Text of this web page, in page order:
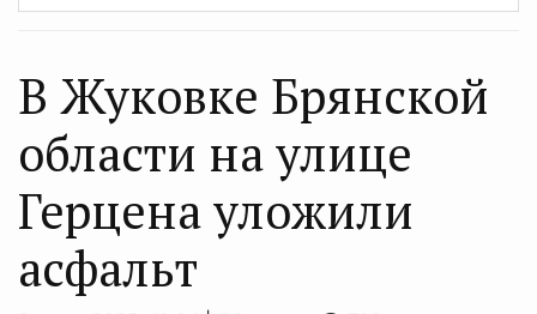
В Жуковке Брянской
области на улице
Герцена уложили
асфальт